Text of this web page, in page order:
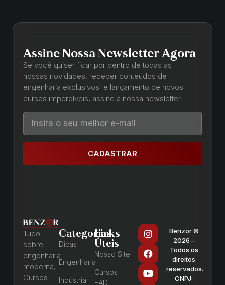
Assine Nossa Newsletter Agora
Se você quiser ficar por dentro de todas as
nossas novidades, receber conteúdos de
engenharia exclusivos e lançamento de novos
cursos imperdíveis, assine a nossa newsletter.
CADASTRAR
Tudo
sobre
engenharia
moderna,
Cursos
Categorias
Dicas
Engenharia
Indústria
Links
Úteis
Nosso Site
Cursos
EAD
Benzor ©
2026 –
Todos os
direitos
reservados.
CNPJ: